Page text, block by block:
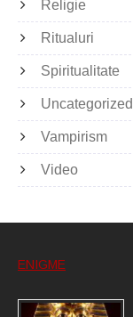
Religie
Ritualuri
Spiritualitate
Uncategorized
Vampirism
Video
ENIGME